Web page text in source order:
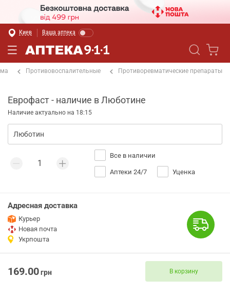
Киев Ваша аптека
Противовоспалительные Противоревматические препараты
Еврофаст - наличие в Люботине
Наличие актуально на 18:15
Все в наличии
Аптеки 24/7 Уценка
Адресная доставка
Курьер
Новая почта
Укрпошта
169.00грн В корзину